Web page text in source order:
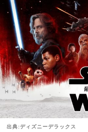
出典:ディズニーデラックス